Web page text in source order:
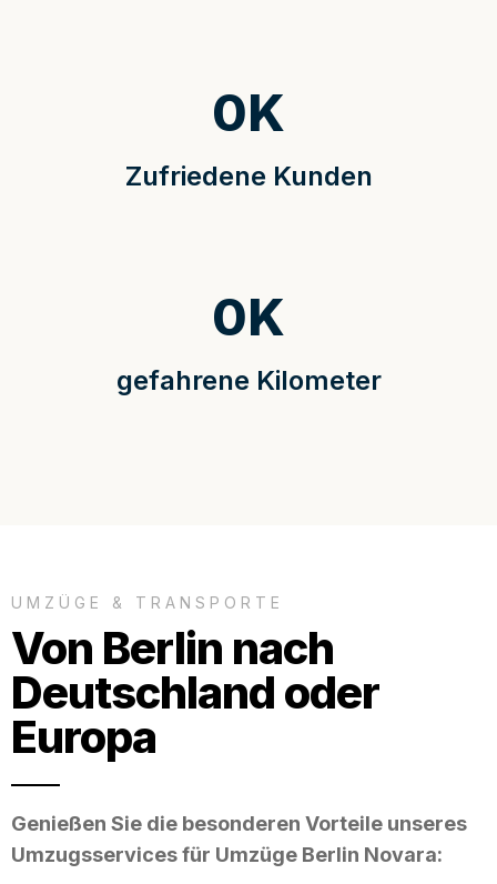
Zufriedene Kunden
0K
gefahrene Kilometer
0K
UMZÜGE & TRANSPORTE
Von Berlin nach
Deutschland oder
Europa
Genießen Sie die besonderen Vorteile unseres
Umzugsservices für Umzüge Berlin Novara: